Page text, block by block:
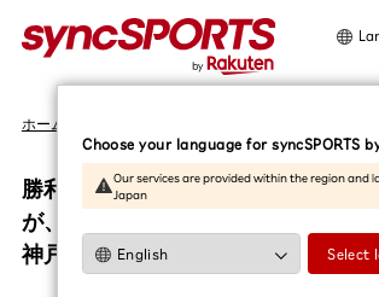
日本語
简体中文
ホーム
勝利への闘志！ノエビアスタジアム
が、圧巻のスケールで生まれ変わり
神戸を後押しする
Choose your language for syncSPORTS
Our services are provided within the region and
Japan
Select